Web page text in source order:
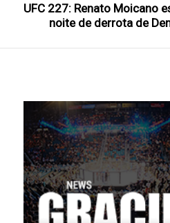
UFC 227: Renato Moicano
noite de derrota de